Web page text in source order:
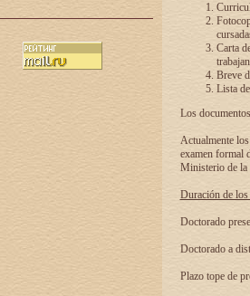
Carta
Breve
Lista
Los
Actualmente
examen formal
Ministerio de la
Duración de
Doctorado
Doctorado a
Plazo tope de